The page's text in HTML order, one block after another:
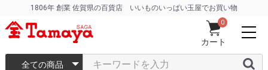
1806年 創業 佐賀県の百貨店 いいものいっぱい玉屋でお買い物
カート
0
全ての商品